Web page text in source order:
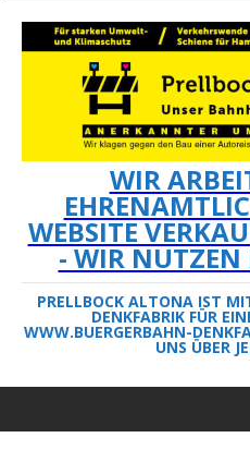
WIR
WEBSITE
- WIR NUTZEN
PRELLBOCK ALTONA IST
DENKFABRIK FÜR
WWW.BUERGERBAHN-
UNS ÜBER